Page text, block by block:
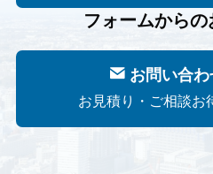
フォームから
お問い合
お見積り・ご相談お